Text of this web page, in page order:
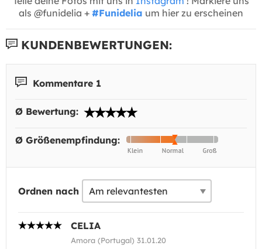
als @funidelia + #Funidelia um hier zu erscheinen
KUNDENBEWERTUNGEN:
Kommentare 1
Ø Bewertung:
Ø Größenempfindung:
Ordnen nach
CELIA
Amora (Portugal) 31.01.20